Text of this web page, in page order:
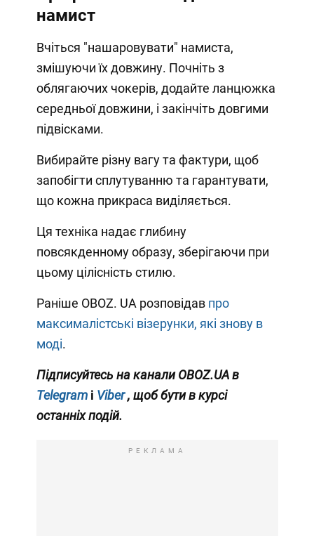
намист
Вчіться "нашаровувати" намиста,
змішуючи їх довжину. Почніть з
облягаючих чокерів, додайте ланцюжка
середньої довжини, і закінчіть довгими
підвісками.
Вибирайте різну вагу та фактури, щоб
запобігти сплутуванню та гарантувати,
що кожна прикраса виділяється.
Ця техніка надає глибину
повсякденному образу, зберігаючи при
цьому цілісність стилю.
Раніше OBOZ. UA розповідав про
максималістські візерунки, які знову в
моді.
Підписуйтесь на канали OBOZ.UA в
Telegram і Viber , щоб бути в курсі
останніх подій.
РЕКЛАМА